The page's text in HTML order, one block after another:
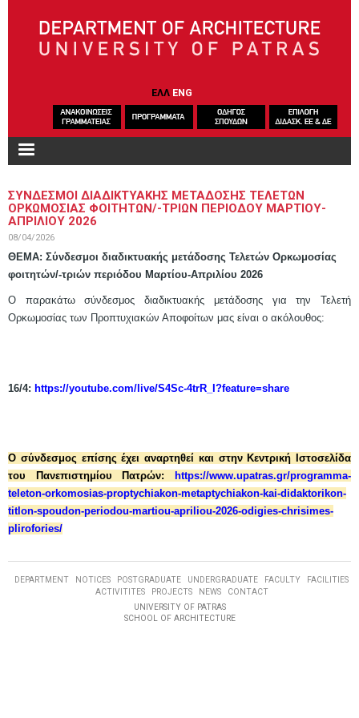
ΕΛΛ ENG
ΣΥΝΔΕΣΜΟΙ ΔΙΑΔΙΚΤΥΑΚΗΣ ΜΕΤΑΔΟΣΗΣ ΤΕΛΕΤΩΝ
ΟΡΚΩΜΟΣΙΑΣ ΦΟΙΤΗΤΩΝ/-ΤΡΙΩΝ ΠΕΡΙΟΔΟΥ ΜΑΡΤΙΟΥ-
ΑΠΡΙΛΙΟΥ 2026
08/04/2026
ΘΕΜΑ: Σύνδεσμοι διαδικτυακής μετάδοσης Τελετών Ορκωμοσίας
φοιτητών/-τριών περιόδου Μαρτίου-Απριλίου 2026
O παρακάτω σύνδεσμος διαδικτυακής μετάδοσης για την Τελετή
Ορκωμοσίας των Προπτυχιακών Αποφοίτων μας είναι ο ακόλουθος:
16/4: https://youtube.com/live/S4Sc-4trR_I?feature=share
Ο σύνδεσμος επίσης έχει αναρτηθεί και στην Κεντρική Ιστοσελίδα
του Πανεπιστημίου Πατρών:
https://www.upatras.gr/programma-
teleton-orkomosias-proptychiakon-metaptychiakon-kai-didaktorikon-
titlon-spoudon-periodou-martiou-apriliou-2026-odigies-chrisimes-
plirofories/
DEPARTMENT NOTICES POSTGRADUATE UNDERGRADUATE FACULTY
FACILITIES
ACTIVITITES
PROJECTS NEWS
CONTACT
UNIVERSITY OF PATRAS
SCHOOL OF ARCHITECTURE